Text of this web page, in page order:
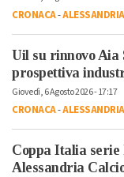
CRONACA-ALESSANDRIA
Uil su rinnovo Aia
prospettiva
Giovedì, 6 Agosto 2026 - 17:17
CRONACA-ALESSANDRIA
Coppa Italia serie
Alessandria